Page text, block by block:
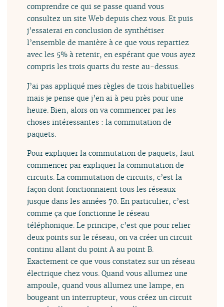
comprendre ce qui se passe quand vous
consultez un site Web depuis chez vous. Et puis
j’essaierai en conclusion de synthétiser
l’ensemble de manière à ce que vous repartiez
avec les 5% à retenir, en espérant que vous ayez
compris les trois quarts du reste au-dessus.
J’ai pas appliqué mes règles de trois habituelles
mais je pense que j’en ai à peu près pour une
heure. Bien, alors on va commencer par les
choses intéressantes : la commutation de
paquets.
Pour expliquer la commutation de paquets, faut
commencer par expliquer la commutation de
circuits. La commutation de circuits, c’est la
façon dont fonctionnaient tous les réseaux
jusque dans les années 70. En particulier, c’est
comme ça que fonctionne le réseau
téléphonique. Le principe, c’est que pour relier
deux points sur le réseau, on va créer un circuit
continu allant du point A au point B.
Exactement ce que vous constatez sur un réseau
électrique chez vous. Quand vous allumez une
ampoule, quand vous allumez une lampe, en
bougeant un interrupteur, vous créez un circuit